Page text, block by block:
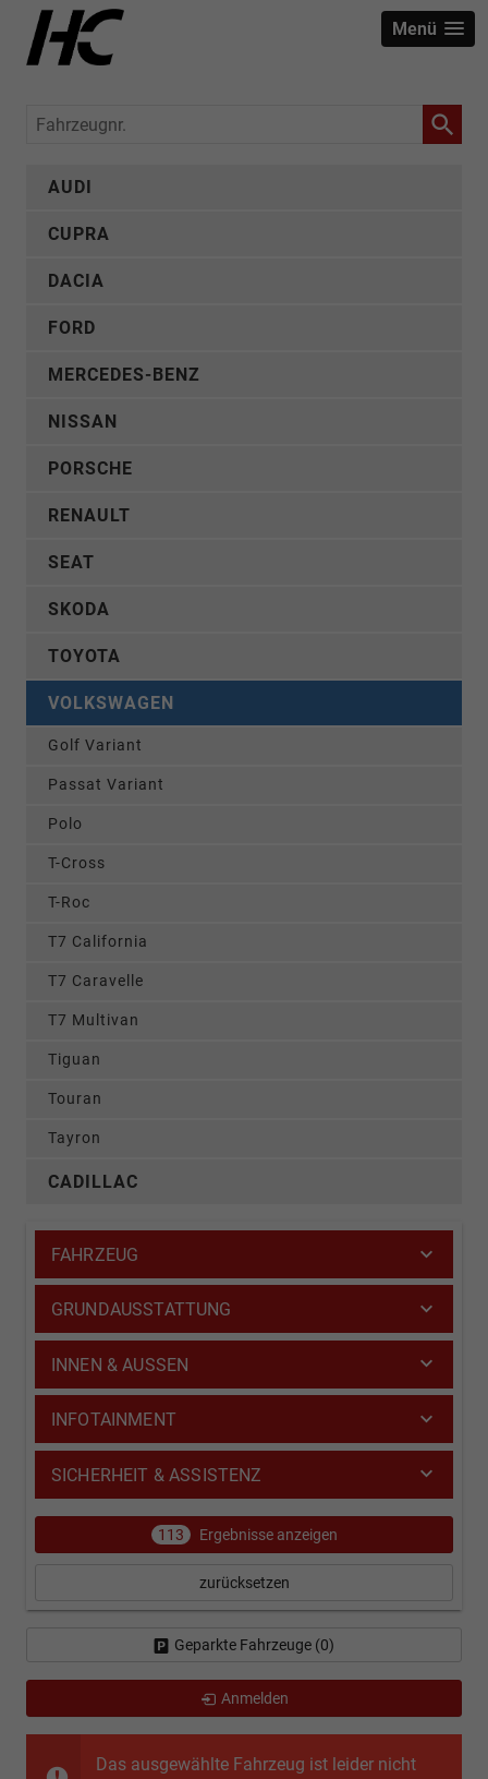
Menü
Das ausgewählte Fahrzeug ist leider nicht
Fahrzeugnr.
AUDI
CUPRA
DACIA
FORD
MERCEDES-BENZ
NISSAN
PORSCHE
RENAULT
SEAT
SKODA
TOYOTA
VOLKSWAGEN
Golf Variant
Passat Variant
Polo
T-Cross
T-Roc
T7 California
T7 Caravelle
T7 Multivan
Tiguan
Touran
Tayron
CADILLAC
FAHRZEUG
GRUNDAUSSTATTUNG
INNEN & AUSSEN
INFOTAINMENT
SICHERHEIT & ASSISTENZ
113 Ergebnisse anzeigen
zurücksetzen
Geparkte Fahrzeuge (0)
Anmelden